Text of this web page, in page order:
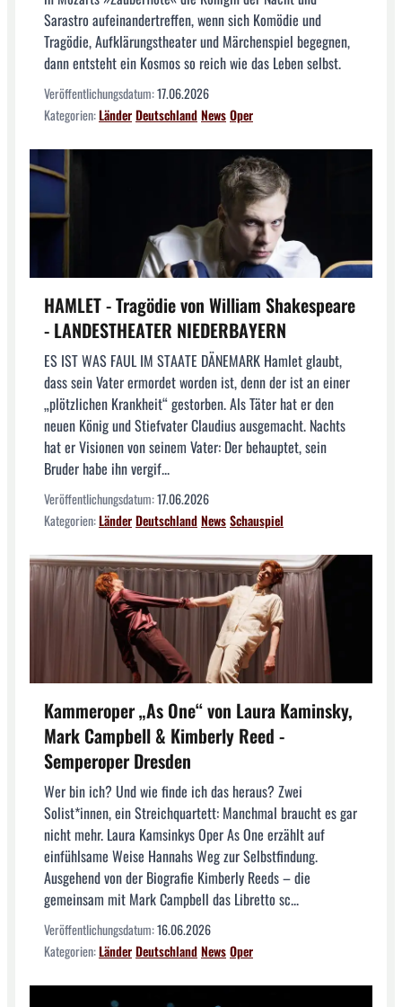
Sarastro aufeinandertreffen, wenn sich Komödie und
Tragödie, Aufklärungstheater und Märchenspiel begegnen,
dann entsteht ein Kosmos so reich wie das Leben selbst.
Veröffentlichungsdatum:17.06.2026
Kategorien:LänderDeutschlandNewsOper
HAMLET - Tragödie von William Shakespeare
- LANDESTHEATER NIEDERBAYERN
ES IST WAS FAUL IM STAATE DÄNEMARK Hamlet glaubt,
dass sein Vater ermordet worden ist, denn der ist an einer
„plötzlichen Krankheit“ gestorben. Als Täter hat er den
neuen König und Stiefvater Claudius ausgemacht. Nachts
hat er Visionen von seinem Vater: Der behauptet, sein
Bruder habe ihn vergif...
Veröffentlichungsdatum:17.06.2026
Kategorien:LänderDeutschlandNewsSchauspiel
Kammeroper „As One“ von Laura Kaminsky,
Mark Campbell & Kimberly Reed -
Semperoper Dresden
Wer bin ich? Und wie finde ich das heraus? Zwei
Solist*innen, ein Streichquartett: Manchmal braucht es gar
nicht mehr. Laura Kamsinkys Oper As One erzählt auf
einfühlsame Weise Hannahs Weg zur Selbstfindung.
Ausgehend von der Biografie Kimberly Reeds – die
gemeinsam mit Mark Campbell das Libretto sc...
Veröffentlichungsdatum:16.06.2026
Kategorien:LänderDeutschlandNewsOper